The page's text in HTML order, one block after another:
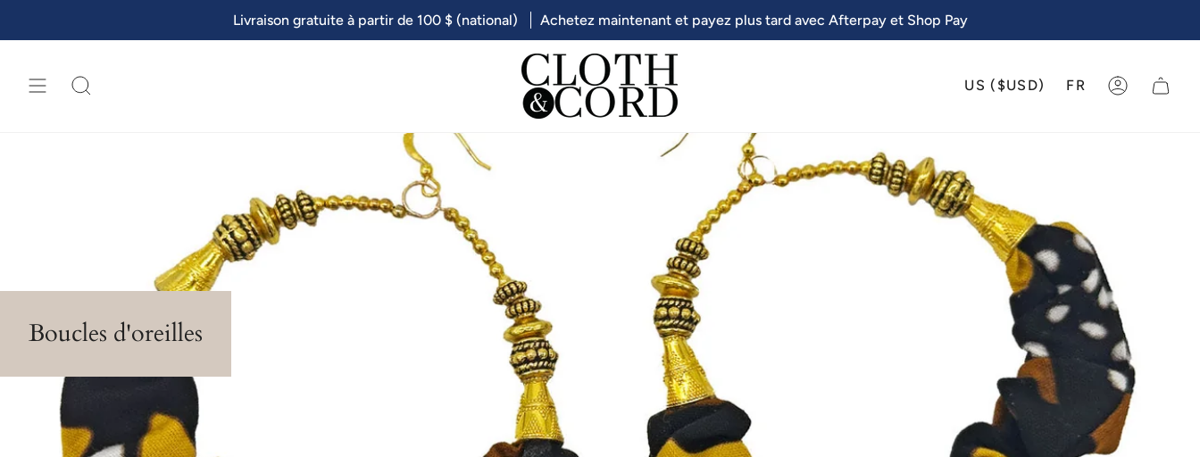
contenu
page
RECHERCHE US ($USD) FR COMPTE
Livraison gratuite à partir de 100 $ (national) Achetez maintenant et payez plus tard avec Afterpay et Shop Pay
Boucles d'oreilles